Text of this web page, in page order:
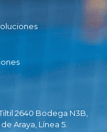
2640 Bodega N3B,
Araya, Línea 5.